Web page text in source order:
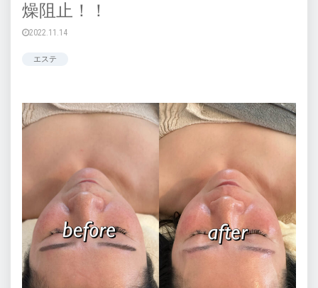
燥阻止！！
2022.11.14
エステ